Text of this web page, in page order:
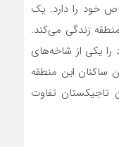
خود را دارد. یک
زندگی می‌کند.
یکی از شاخه‌های
ساکنان این منطقه
تاجیکستان تفاوت